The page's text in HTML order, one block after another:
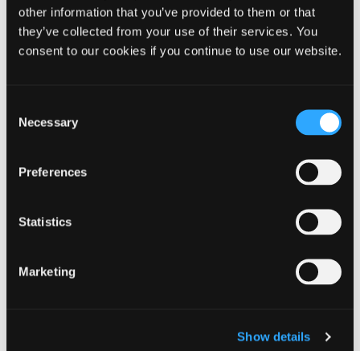
other information that you’ve provided to them or that
they’ve collected from your use of their services. You
consent to our cookies if you continue to use our website.
Selection
Necessary
Preferences
Statistics
Marketing
Show details
Uddannelsens forløb
Materialer til vejledere og elever
Sjællandsgade 6
Tel: 9960 5407